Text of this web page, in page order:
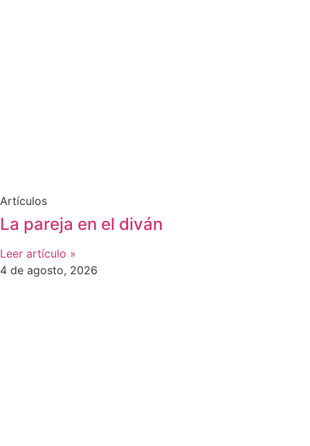
Artículos
La pareja en el diván
Leer artículo »
4 de agosto, 2026